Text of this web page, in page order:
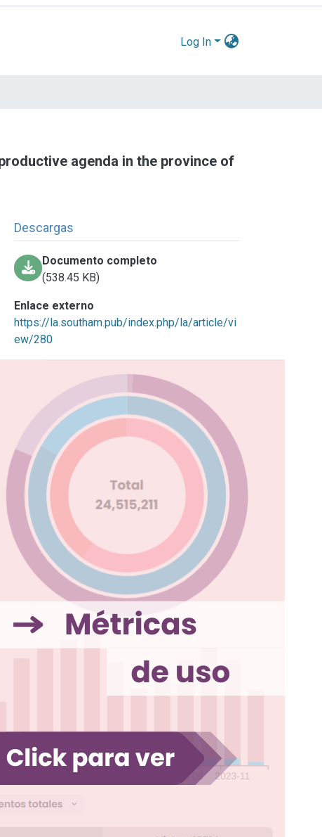
Log In
agenda in the province of
Descargas
Documento completo
(538.45 KB)
Enlace externo
https://la.southam.pub/index.php/la/article/vi
ew/280